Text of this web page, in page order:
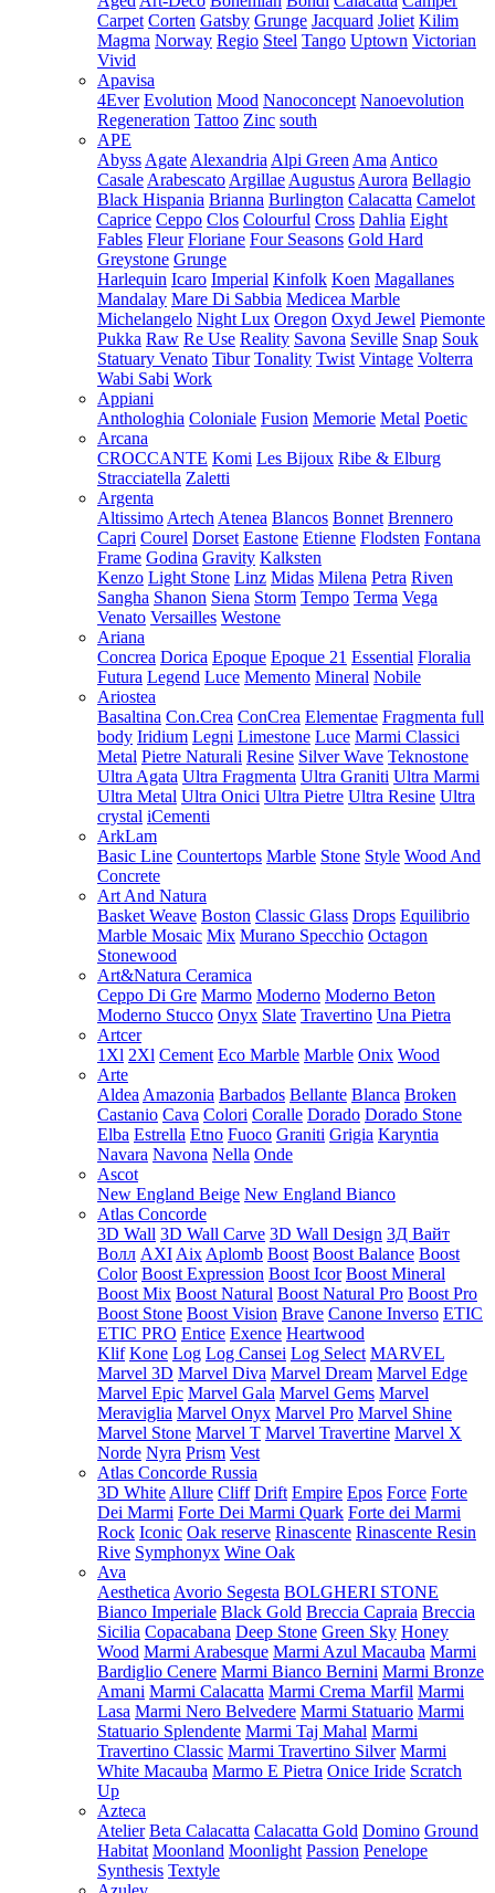
Carpet Corten Gatsby Grunge Jacquard Joliet Kilim
Magma Norway Regio Steel Tango Uptown Victorian
Vivid
Apavisa
4Ever Evolution Mood Nanoconcept Nanoevolution
Regeneration Tattoo Zinc south
APE
Abyss Agate Alexandria Alpi Green Ama Antico
Casale Arabescato Argillae Augustus Aurora Bellagio
Black Hispania Brianna Burlington Calacatta Camelot
Caprice Ceppo Clos Colourful Cross Dahlia Eight
Fables Fleur Floriane Four Seasons Gold Hard
Greystone Grunge
Harlequin Icaro Imperial Kinfolk Koen Magallanes
Mandalay Mare Di Sabbia Medicea Marble
Michelangelo Night Lux Oregon Oxyd Jewel Piemonte
Pukka Raw Re Use Reality Savona Seville Snap Souk
Statuary Venato Tibur Tonality Twist Vintage Volterra
Wabi Sabi Work
Appiani
Anthologhia Coloniale Fusion Memorie Metal Poetic
Arcana
CROCCANTE Komi Les Bijoux Ribe & Elburg
Stracciatella Zaletti
Argenta
Altissimo Artech Atenea Blancos Bonnet Brennero
Capri Courel Dorset Eastone Etienne Flodsten Fontana
Frame Godina Gravity Kalksten
Kenzo Light Stone Linz Midas Milena Petra Riven
Sangha Shanon Siena Storm Tempo Terma Vega
Venato Versailles Westone
Ariana
Concrea Dorica Epoque Epoque 21 Essential Floralia
Futura Legend Luce Memento Mineral Nobile
Ariostea
Basaltina Con.Crea ConCrea Elementae Fragmenta full
body Iridium Legni Limestone Luce Marmi Classici
Metal Pietre Naturali Resine Silver Wave Teknostone
Ultra Agata Ultra Fragmenta Ultra Graniti Ultra Marmi
Ultra Metal Ultra Onici Ultra Pietre Ultra Resine Ultra
crystal iCementi
ArkLam
Basic Line Countertops Marble Stone Style Wood And
Concrete
Art And Natura
Basket Weave Boston Classic Glass Drops Equilibrio
Marble Mosaic Mix Murano Specchio Octagon
Stonewood
Art&Natura Ceramica
Ceppo Di Gre Marmo Moderno Moderno Beton
Moderno Stucco Onyx Slate Travertino Una Pietra
Artcer
1Xl 2Xl Cement Eco Marble Marble Onix Wood
Arte
Aldea Amazonia Barbados Bellante Blanca Broken
Castanio Cava Colori Coralle Dorado Dorado Stone
Elba Estrella Etno Fuoco Graniti Grigia Karyntia
Navara Navona Nella Onde
Ascot
New England Beige New England Bianco
Atlas Concorde
3D Wall 3D Wall Carve 3D Wall Design 3Д Вайт
Волл AXI Aix Aplomb Boost Boost Balance Boost
Color Boost Expression Boost Icor Boost Mineral
Boost Mix Boost Natural Boost Natural Pro Boost Pro
Boost Stone Boost Vision Brave Canone Inverso ETIC
ETIC PRO Entice Exence Heartwood
Klif Kone Log Log Cansei Log Select MARVEL
Marvel 3D Marvel Diva Marvel Dream Marvel Edge
Marvel Epic Marvel Gala Marvel Gems Marvel
Meraviglia Marvel Onyx Marvel Pro Marvel Shine
Marvel Stone Marvel T Marvel Travertine Marvel X
Norde Nyra Prism Vest
Atlas Concorde Russia
3D White Allure Cliff Drift Empire Epos Force Forte
Dei Marmi Forte Dei Marmi Quark Forte dei Marmi
Rock Iconic Oak reserve Rinascente Rinascente Resin
Rive Symphonyx Wine Oak
Ava
Aesthetica Avorio Segesta BOLGHERI STONE
Bianco Imperiale Black Gold Breccia Capraia Breccia
Sicilia Copacabana Deep Stone Green Sky Honey
Wood Marmi Arabesque Marmi Azul Macauba Marmi
Bardiglio Cenere Marmi Bianco Bernini Marmi Bronze
Amani Marmi Calacatta Marmi Crema Marfil Marmi
Lasa Marmi Nero Belvedere Marmi Statuario Marmi
Statuario Splendente Marmi Taj Mahal Marmi
Travertino Classic Marmi Travertino Silver Marmi
White Macauba Marmo E Pietra Onice Iride Scratch
Up
Azteca
Atelier Beta Calacatta Calacatta Gold Domino Ground
Habitat Moonland Moonlight Passion Penelope
Synthesis Textyle